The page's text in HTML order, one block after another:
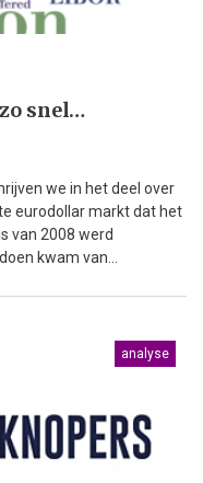
snel…
we in het deel over
eurodollar markt dat het
van 2008 werd
kwam van...
analyse